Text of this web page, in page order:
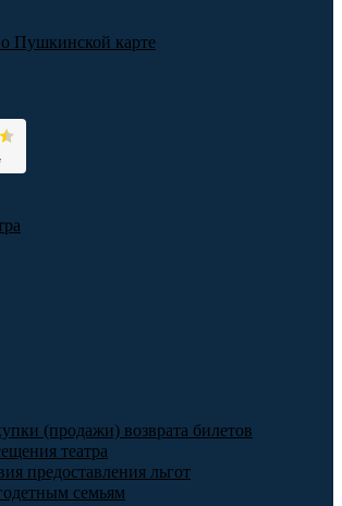
Пушкинской карте
(продажи) возврата билетов
театра
предоставления льгот
семьям